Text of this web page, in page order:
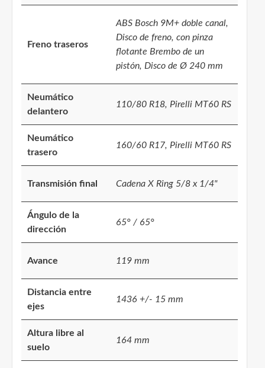
Freno traseros
ABS Bosch 9M+ doble canal,
Disco de freno, con pinza
flotante Brembo de un
pistón, Disco de Ø 240 mm
Neumático
delantero
110/80 R18, Pirelli MT60 RS
Neumático
trasero
160/60 R17, Pirelli MT60 RS
Transmisión final Cadena X Ring 5/8 x 1/4"
Ángulo de la
dirección
65° / 65°
Avance 119 mm
Distancia entre
ejes
1436 +/- 15 mm
Altura libre al
suelo
164 mm